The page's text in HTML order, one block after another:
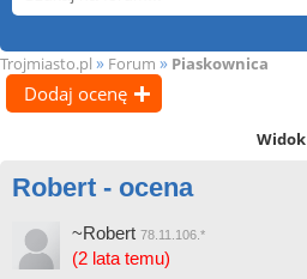
Trojmiasto.pl » Forum » Piaskownica
Dodaj ocenę
Widok
Robert - ocena
~Robert 78.11.106.*
(2 lata temu)